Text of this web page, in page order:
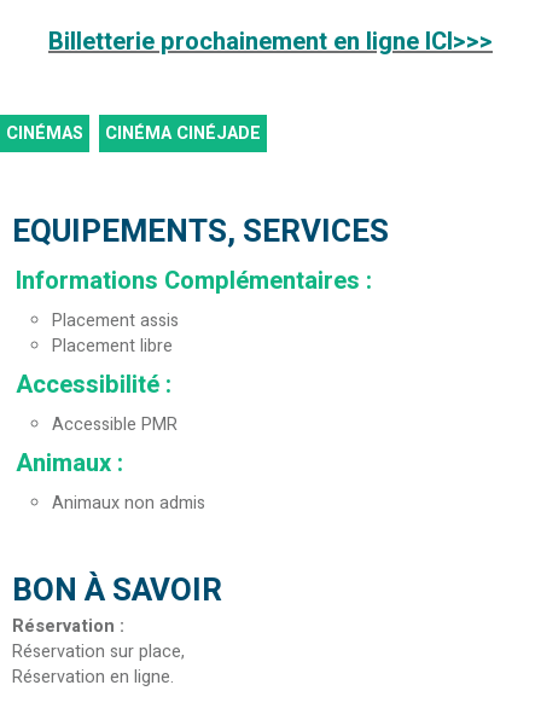
Billetterie prochainement en ligne ICI>>>
CINÉMAS CINÉMA CINÉJADE
EQUIPEMENTS, SERVICES
Informations Complémentaires :
Placement assis
Placement libre
Accessibilité :
Accessible PMR
Animaux :
Animaux non admis
BON À SAVOIR
Réservation :
Réservation sur place
Réservation en ligne